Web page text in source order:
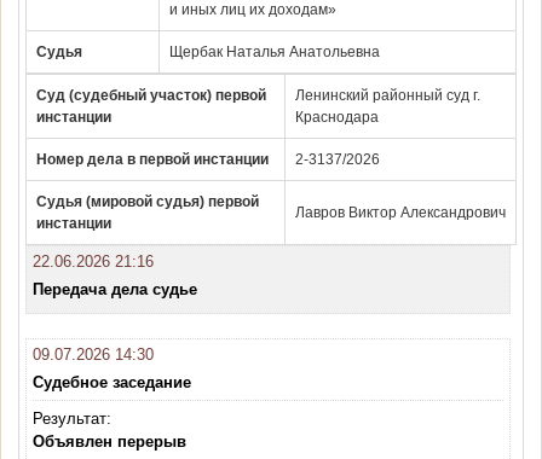
и иных лиц их доходам»
Судья Щербак Наталья Анатольевна
Суд (судебный участок) первой
инстанции
Ленинский районный суд г.
Краснодара
Номер дела в первой инстанции 2-3137/2026
Судья (мировой судья) первой
инстанции
Лавров Виктор Александрович
22.06.2026 21:16
Передача дела судье
09.07.2026 14:30
Судебное заседание
Результат:
Объявлен перерыв